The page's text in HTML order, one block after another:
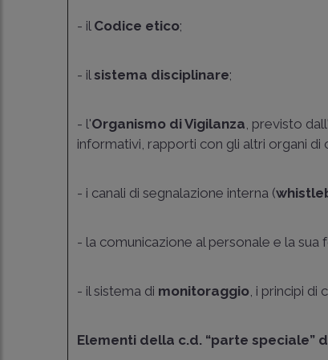
- il Codice etico;
- il sistema disciplinare;
- l'Organismo di Vigilanza, previsto dall'
informativi, rapporti con gli altri organi di
- i canali di segnalazione interna (
- la comunicazione al personale e la sua
- il sistema di monitoraggio, i principi
Elementi della c.d. “parte speciale”